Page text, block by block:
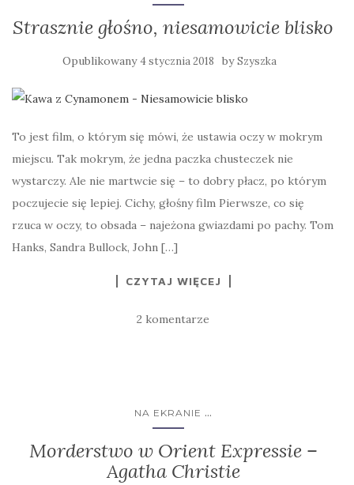
Strasznie głośno, niesamowicie blisko
Opublikowany4 stycznia 2018 bySzyszka
To jest film, o którym się mówi, że ustawia oczy w mokrym
miejscu. Tak mokrym, że jedna paczka chusteczek nie
wystarczy. Ale nie martwcie się – to dobry płacz, po którym
poczujecie się lepiej. Cichy, głośny film Pierwsze, co się
rzuca w oczy, to obsada – najeżona gwiazdami po pachy. Tom
Hanks, Sandra Bullock, John […]
CZYTAJ WIĘCEJ
2 komentarze
NA EKRANIE ...
Morderstwo w Orient Expressie –
Agatha Christie